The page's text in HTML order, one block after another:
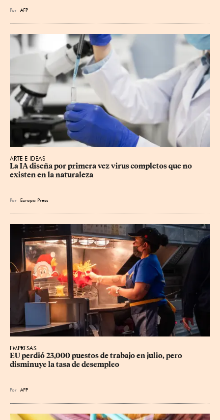
Por AFP
ARTE E IDEAS
La IA diseña por primera vez virus completos que no
existen en la naturaleza
Por Europa Press
EMPRESAS
EU perdió 23,000 puestos de trabajo en julio, pero
disminuye la tasa de desempleo
Por AFP